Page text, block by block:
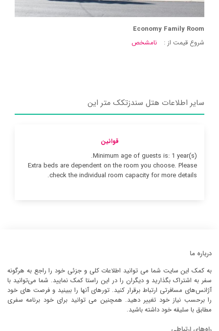
Economy Family Room
شروع قیمت از :
نامشخص
سایر اطلاعات هتل سندزتکک متر این
قوانین
Minimum age of guests is: 1 year(s).
Extra beds are dependent on the room you choose. Please
check the individual room capacity for more details.
درباره ما
به کمک این سایت شما می توانید اطلاعات کلی و جزئی خود را راجع به هرگونه
سفر به اشتراک بگذارید و دیگران را در این راستا کمک نمایید. شما می‌توانید با
آژانس‌های مسافرتی ارتباط برقرار کنید. تورهای آنها را ببینید و فرصت های خود
را برحسب نیاز خود تغییر دهید. همچنین می توانید برای خود برنامه سفری
مطابق با سلیقه خود داشته باشید.